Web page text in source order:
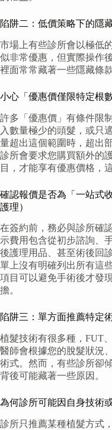
陷阱二：低價策略下的隱
市場上有些診所會以極低
似非常優惠，但實際操作
裡面常常藏著一些隱藏條
小心「優惠價僅限特定根
許多「優惠價」有條件限
入數量極少的頭髮，或只
量超出這個範圍時，超出
診所會要求您購買額外的
目，才能享有優惠價格，
確認報價是否為「一站式
護理）
在簽約前，務必與診所確
示費用包含從初步諮詢、
後護理用品、甚至術後回
單上沒有明確列出所有這
項目可以避免手術後才發
擔。
陷阱三：單方面推薦特定
植髮技術有很多種，FUT
醫師會根據您的脫髮狀況
術式。然而，有些診所卻
背後可能藏著一些原因。
為何診所可能因自身技術
診所只推薦某種植髮方式